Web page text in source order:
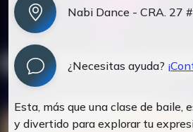
Nabi Dance - CRA. 27
¿Necesitas ayuda?
Esta, más que una clase de baile,
y divertido para explorar tu